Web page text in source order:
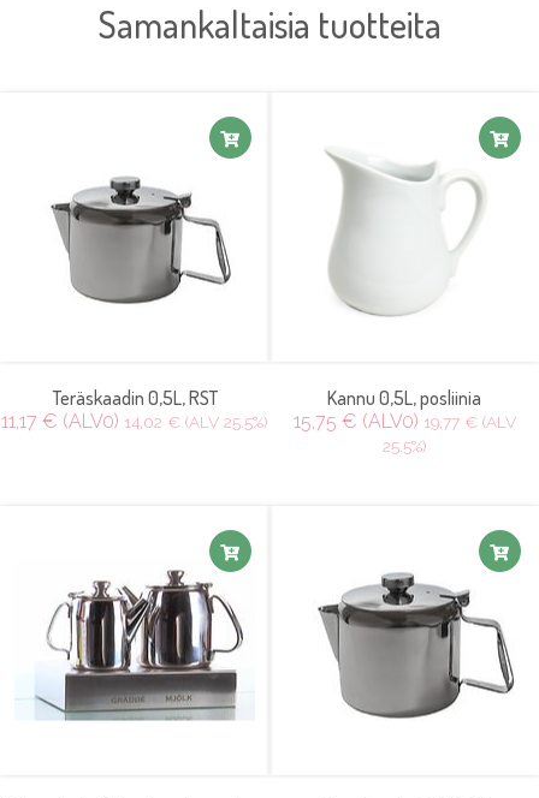
Samankaltaisia tuotteita
Teräskaadin 0,5L, RST
11,17 € (ALV0) 14,02 € (ALV 25.5%)
Kannu 0,5L, posliinia
15,75 € (ALV0) 19,77 € (ALV
25.5%)